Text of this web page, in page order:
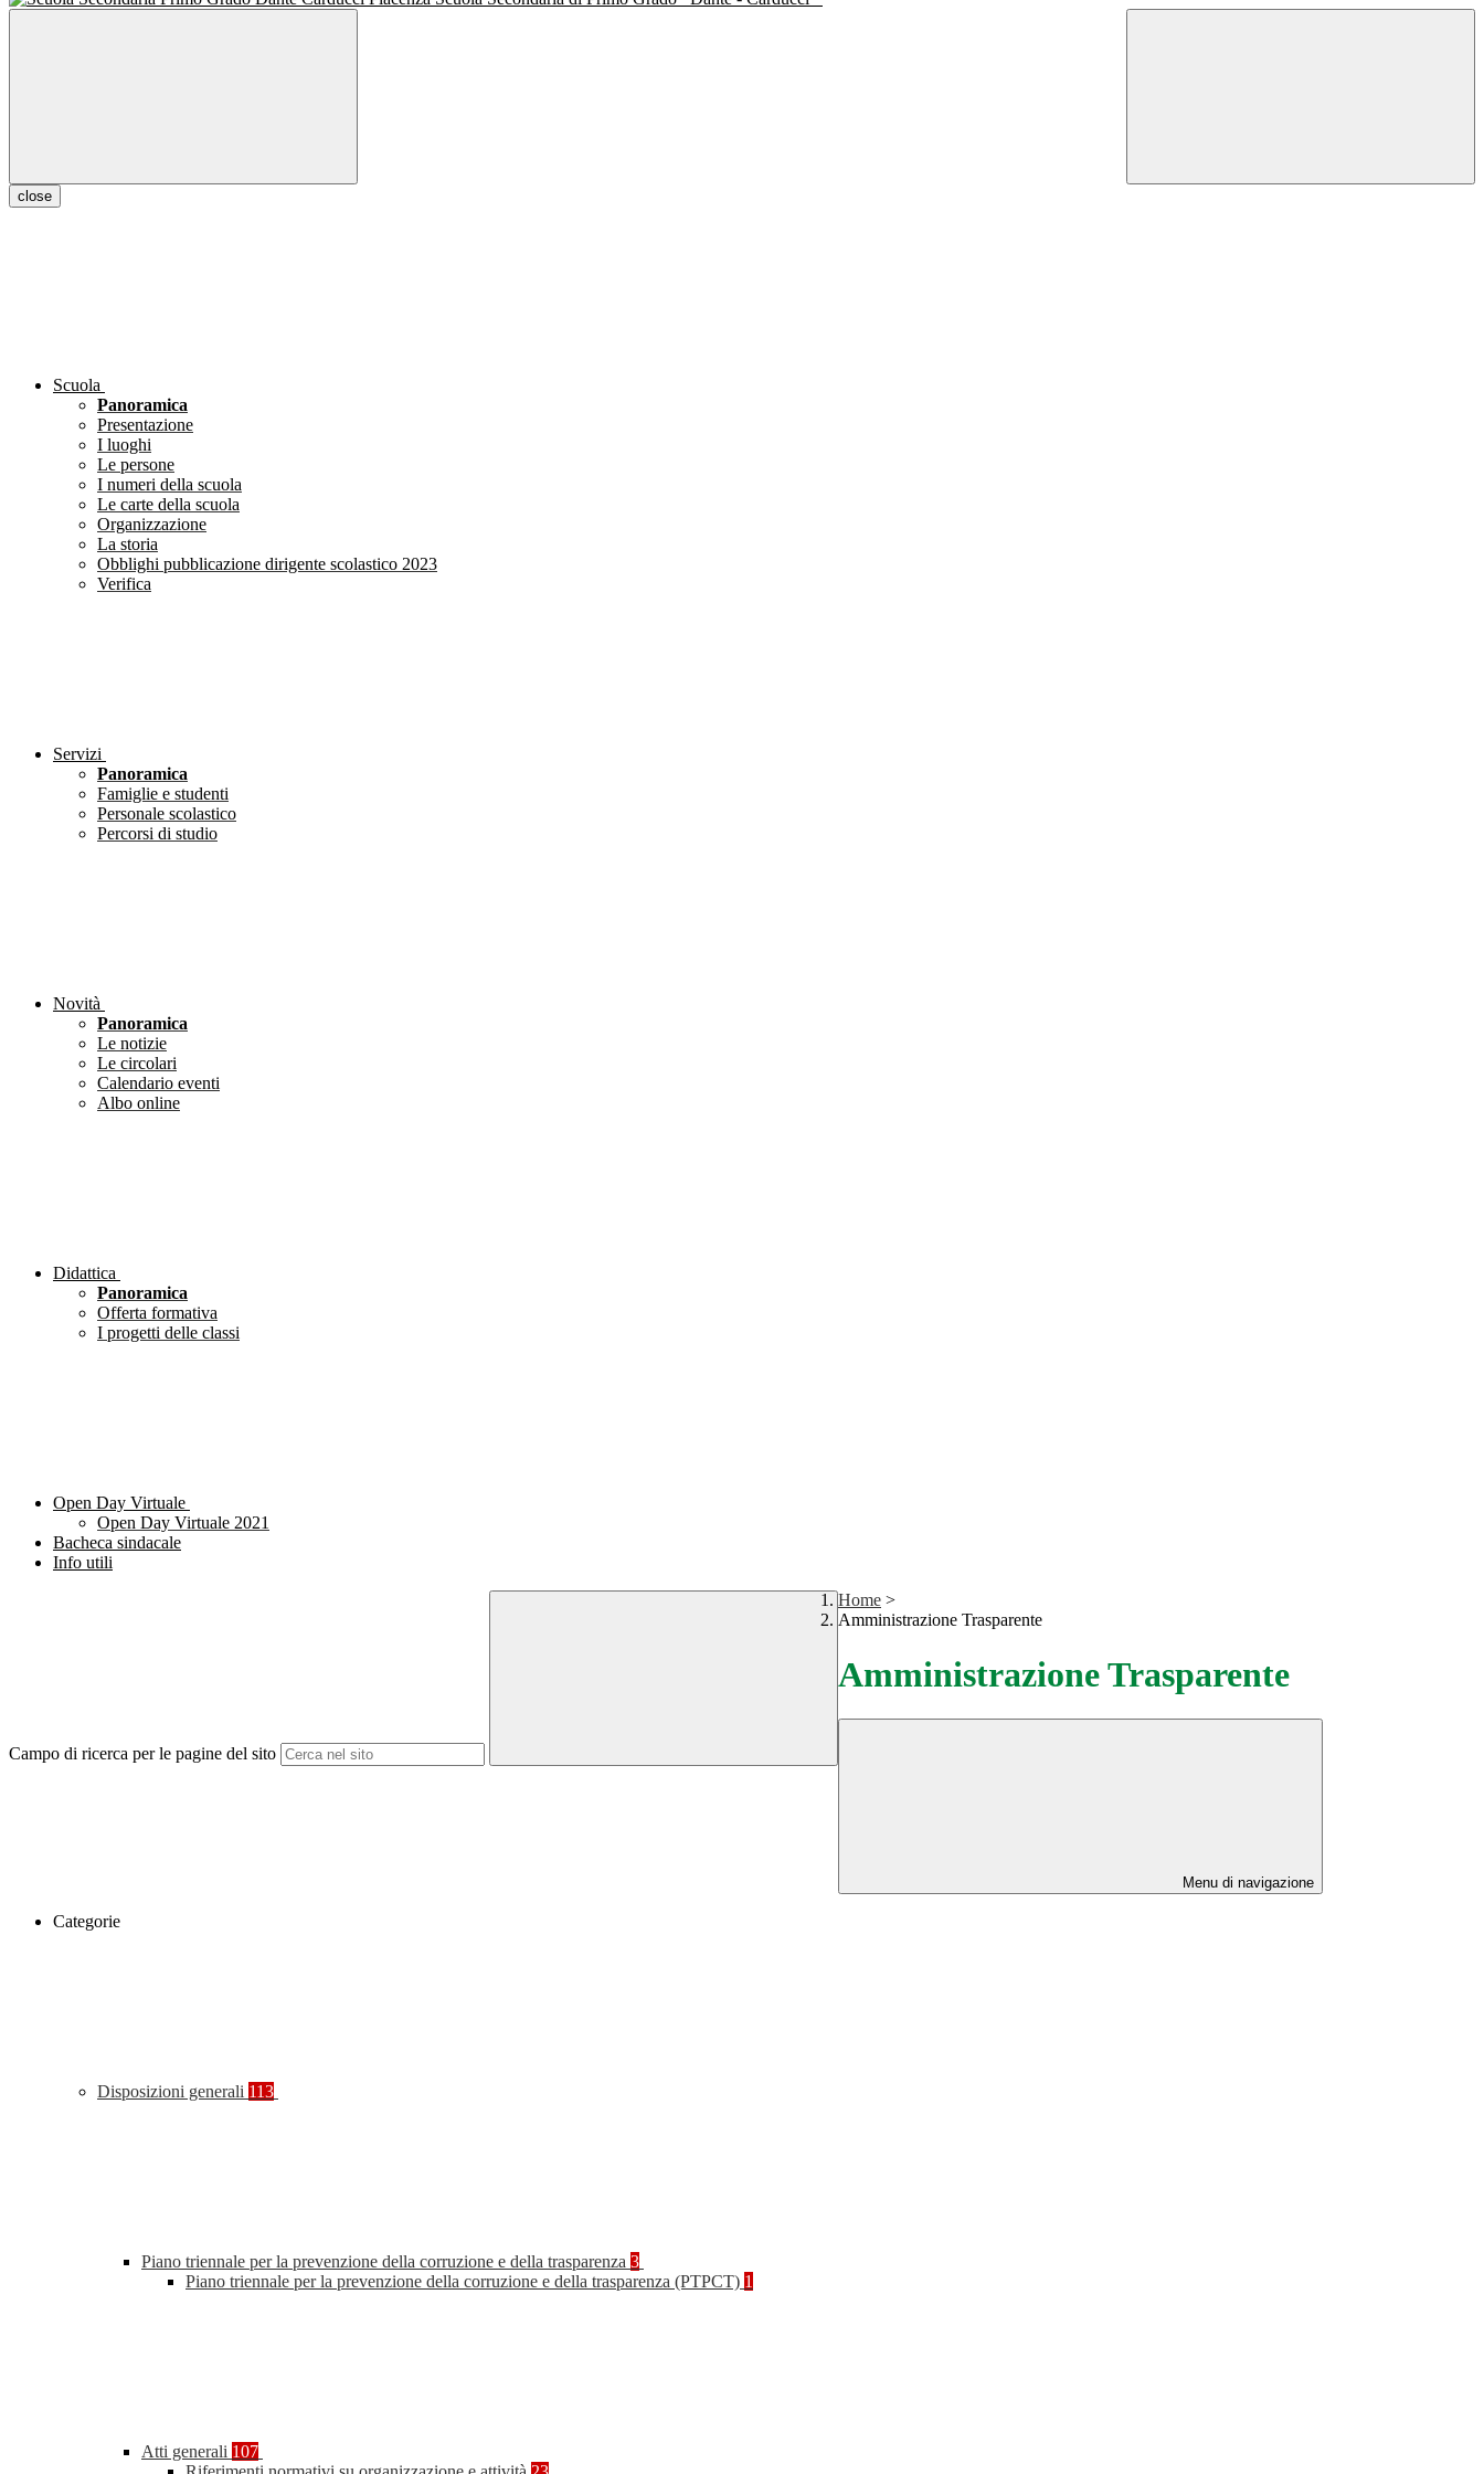
close
Scuola
Panoramica
Presentazione
I luoghi
Le persone
I numeri della scuola
Le carte della scuola
Organizzazione
La storia
Obblighi pubblicazione dirigente scolastico 2023
Verifica
Servizi
Panoramica
Famiglie e studenti
Personale scolastico
Percorsi di studio
Novità
Panoramica
Le notizie
Le circolari
Calendario eventi
Albo online
Didattica
Panoramica
Offerta formativa
I progetti delle classi
Open Day Virtuale
Open Day Virtuale 2021
Bacheca sindacale
Info utili
Campo di ricerca per le pagine del sito
Home >
Amministrazione Trasparente
Amministrazione Trasparente
Menu di navigazione
Categorie
Disposizioni generali 113
Piano triennale per la prevenzione della corruzione e della trasparenza 3
Piano triennale per la prevenzione della corruzione e della trasparenza (PTPCT) 1
Atti generali 107